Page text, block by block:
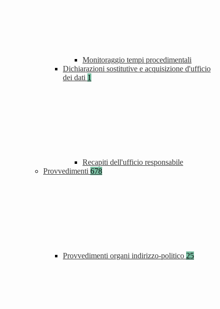
Monitoraggio tempi procedimentali
Dichiarazioni sostitutive e acquisizione d'ufficio
dei dati 1
Recapiti dell'ufficio responsabile
Provvedimenti 678
Provvedimenti organi indirizzo-politico 25